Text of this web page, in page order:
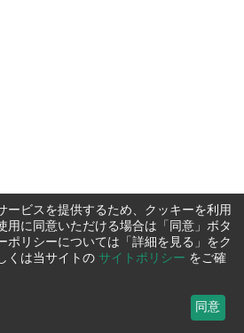
ービスを提供するため、クッキーを利用
用に同意いただける場合は「同意」ボタ
ポリシーについては「詳細を見る」をク
くは当サイトの サイトポリシー をご確
同意